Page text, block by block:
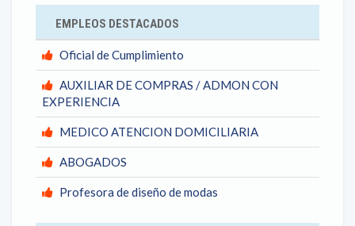
EMPLEOS DESTACADOS
Oficial de Cumplimiento
AUXILIAR DE COMPRAS / ADMON CON
EXPERIENCIA
MEDICO ATENCION DOMICILIARIA
ABOGADOS
Profesora de diseño de modas